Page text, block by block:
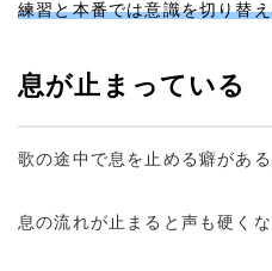
練習と本番では意識を切り替
息が止まっている
歌の途中で息を止める癖があ
息の流れが止まると声も硬くな